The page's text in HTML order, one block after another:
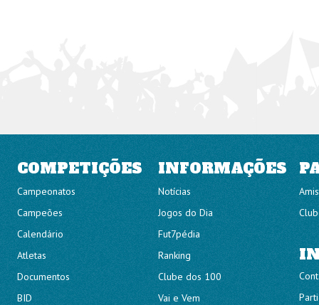
COMPETIÇÕES INFORMAÇÕES
Campeonatos
Campeões
Calendário
Atletas
Documentos
BID
Notícias
Jogos do Dia
Fut7pédia
Ranking
Clube dos 100
Vai e Vem